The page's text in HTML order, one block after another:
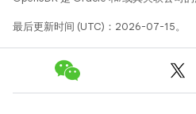
最后更新时间 (UTC)：2026-07-15。